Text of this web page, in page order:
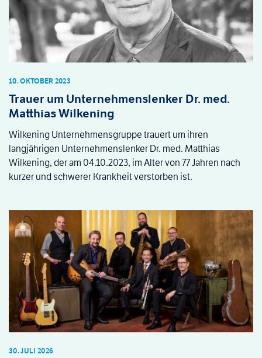
Trauer um Unternehmenslenker Dr. med.
Matthias Wilkening
10. OKTOBER 2023
Wilkening Unternehmensgruppe trauert um ihren
langjährigen Unternehmenslenker Dr. med. Matthias
Wilkening, der am 04.10.2023, im Alter von 77 Jahren nach
kurzer und schwerer Krankheit verstorben ist.
30. JULI 2026